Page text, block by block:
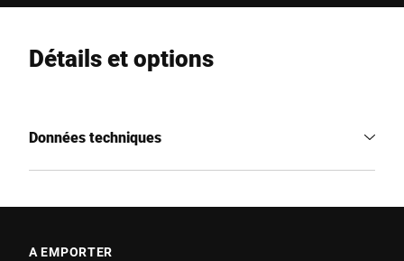
Détails et options
Données techniques
A EMPORTER